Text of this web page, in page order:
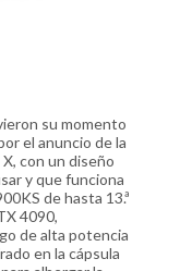
su momento
el anuncio de la
con un diseño
y que funciona
de hasta 13.ª
4090,
de alta potencia
en la cápsula